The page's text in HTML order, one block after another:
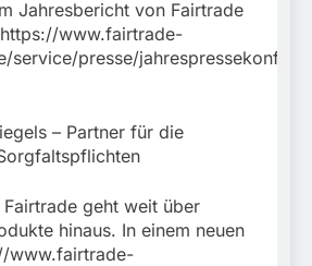
Jahresbericht von Fairtrade
www.fairtrade-
service/presse/
– Partner für die
geht weit über
hinaus. In einem neuen
www.fairtrade-